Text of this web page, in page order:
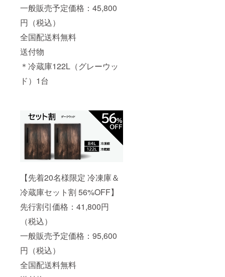
一般販売予定価格：45,800
円（税込）
全国配送料無料
送付物
＊冷蔵庫122L（グレーウッ
ド）1台
【先着20名様限定 冷凍庫＆
冷蔵庫セット割 56%OFF】
先行割引価格：41,800円
（税込）
一般販売予定価格：95,600
円（税込）
全国配送料無料